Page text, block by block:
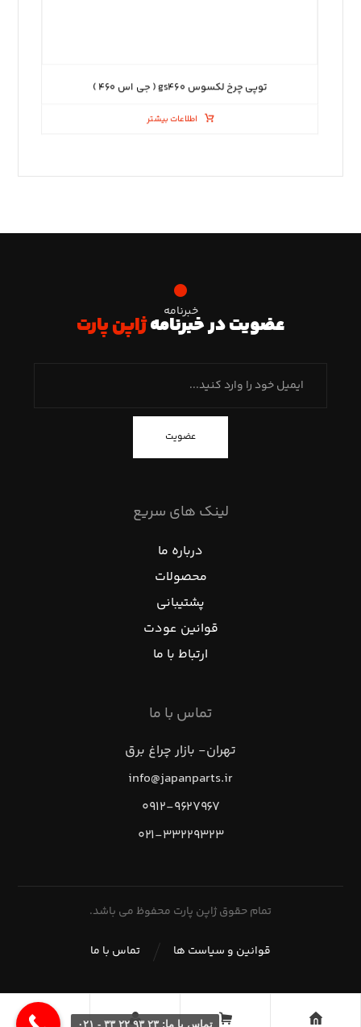
توپی چرخ لکسوس gs۴۶۰ ( جی اس ۴۶۰ )
اطلاعات بیشتر
خبرنامه
عضویت در خبرنامهژاپن پارت
عضویت
لینک های سریع
درباره ما
محصولات
پشتیبانی
قوانین عودت
ارتباط با ما
تماس با ما
تهران- بازار چراغ برق
info@japanparts.ir
۰۹۱۲-۹۶۲۷۹۶۷
۰۲۱-۳۳۲۲۹۳۲۳
تمام حقوق ژاپن پارت محفوظ می باشد.
تماس با ما قوانین و سیاست ها
تماس با ما: ۲۳ ۹۳ ۲۲ ۳۳ - ۰۲۱